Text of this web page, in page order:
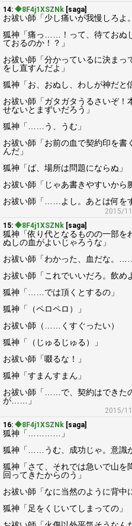
14: ◆8F4j1XSZNk [saga]
お祓い師「少し痛いが我慢しろよ
狐神「痛っ……！って、待ておぬ
ておるのか！？」
お祓い師「分かっているに決まっ
をし直すんだよ」
狐神「お、おぬし、わしが神だと
お祓い師「ガタガタうるさいぞ！
せないとまずいだろう」
狐神「……う、うむ」
お祓い師「お前の血で契約印を書
んだ」
狐神「ば、場所は問題にならぬ」
お祓い師「じゃあ書きやすいから
お祓い師「……よし。あとは何を
2015/
15: ◆8F4j1XSZNk [saga]
狐神「依り代となるものの一部を
ぬしの血がよいじゃろうな」
お祓い師「わかった、血だな。
お祓い師「これでいいだろ。飲め
狐神「……では頂くとするの」
狐神「（ペロペロ）」
お祓い師（……くすぐったい）
狐神「（じゅるじゅる）」
お祓い師「啜るな！」
狐神「すまんすまん」
お祓い師「……で、契約はできた
が……」
2015/
16: ◆8F4j1XSZNk [saga]
狐神「…………」
狐神「……うむ、成功じゃ。意識
狐神「さて、それでは急いで山を
回ってきたからのう」
お祓い師「なに当然のように背中
狐神「足をくじいてしまっての」